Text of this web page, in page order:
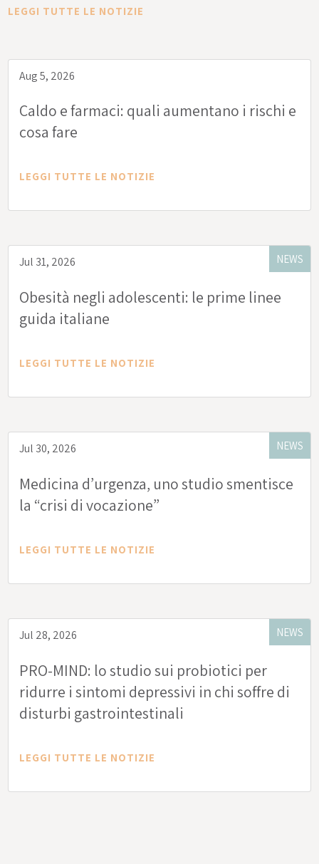
LEGGI TUTTE LE NOTIZIE
Aug 5, 2026
Caldo e farmaci: quali aumentano i rischi e
cosa fare
LEGGI TUTTE LE NOTIZIE
NEWS
Jul 31, 2026
Obesità negli adolescenti: le prime linee
guida italiane
LEGGI TUTTE LE NOTIZIE
NEWS
Jul 30, 2026
Medicina d’urgenza, uno studio smentisce
la “crisi di vocazione”
LEGGI TUTTE LE NOTIZIE
NEWS
Jul 28, 2026
PRO-MIND: lo studio sui probiotici per
ridurre i sintomi depressivi in chi soffre di
disturbi gastrointestinali
LEGGI TUTTE LE NOTIZIE